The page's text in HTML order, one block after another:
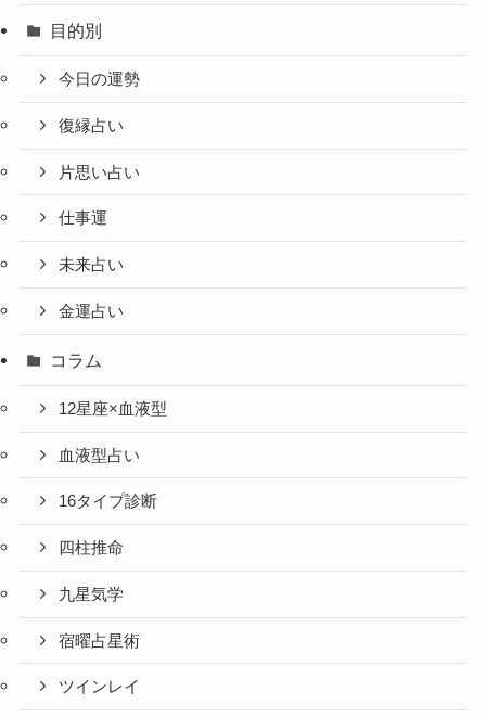
目的別
今日の運勢
復縁占い
片思い占い
仕事運
未来占い
金運占い
コラム
12星座×血液型
血液型占い
16タイプ診断
四柱推命
九星気学
宿曜占星術
ツインレイ